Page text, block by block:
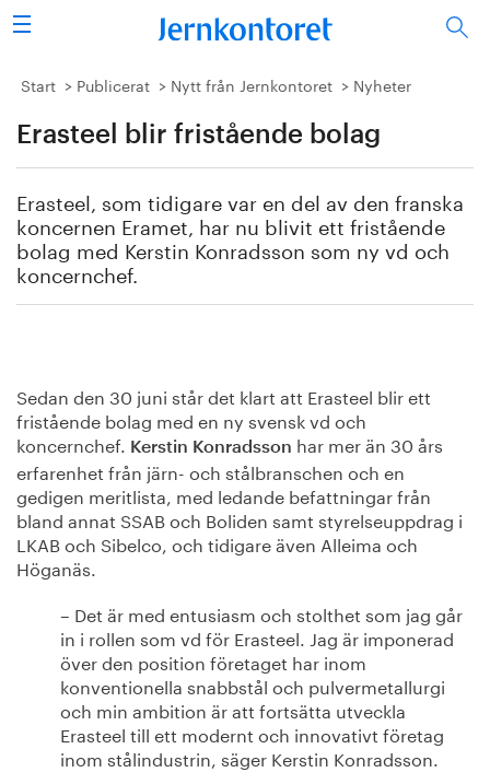
Sök
Stålindustrin
Vision 2050
Forskning/utbildning
Energi/miljö
Vi tycker
Bildbank
Om oss
Start Publicerat Nytt från Jernkontoret Nyheter
Erasteel blir fristående bolag
Erasteel, som tidigare var en del av den franska
koncernen Eramet, har nu blivit ett fristående
bolag med Kerstin Konradsson som ny vd och
koncernchef.
Sedan den 30 juni står det klart att Erasteel blir ett
fristående bolag med en ny svensk vd och
koncernchef. Kerstin Konradsson har mer än 30 års
erfarenhet från järn- och stålbranschen och en
gedigen meritlista, med ledande befattningar från
bland annat SSAB och Boliden samt styrelseuppdrag i
LKAB och Sibelco, och tidigare även Alleima och
Höganäs.
– Det är med entusiasm och stolthet som jag går
in i rollen som vd för Erasteel. Jag är imponerad
över den position företaget har inom
konventionella snabbstål och pulvermetallurgi
och min ambition är att fortsätta utveckla
Erasteel till ett modernt och innovativt företag
inom stålindustrin, säger Kerstin Konradsson.